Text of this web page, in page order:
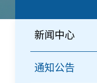
新闻中心
通知公告